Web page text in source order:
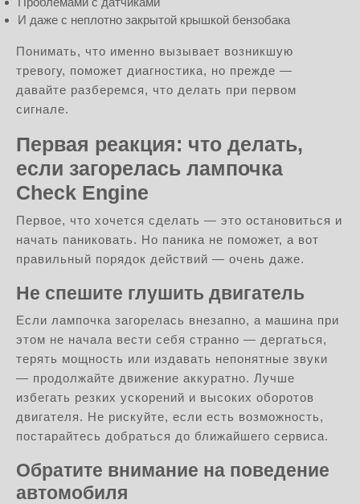
И даже с неплотно закрытой крышкой бензобака
Понимать, что именно вызывает возникшую
тревогу, поможет диагностика, но прежде —
давайте разберемся, что делать при первом
сигнале.
Первая реакция: что делать,
если загорелась лампочка
Check Engine
Первое, что хочется сделать — это остановиться и
начать паниковать. Но паника не поможет, а вот
правильный порядок действий — очень даже.
Не спешите глушить двигатель
Если лампочка загорелась внезапно, а машина при
этом не начала вести себя странно — дергаться,
терять мощность или издавать непонятные звуки
— продолжайте движение аккуратно. Лучше
избегать резких ускорений и высоких оборотов
двигателя. Не рискуйте, если есть возможность,
постарайтесь добраться до ближайшего сервиса.
Обратите внимание на поведение
автомобиля